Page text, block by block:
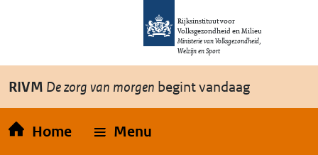
Overslaan en naar de inhoud gaan
Rijksinstituut voor
Volksgezondheid en Milieu
Ministerie van Volksgezondheid,
Welzijn en Sport
RIVM De zorg van morgen begint vandaag
Home Menu